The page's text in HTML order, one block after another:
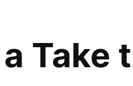
Take